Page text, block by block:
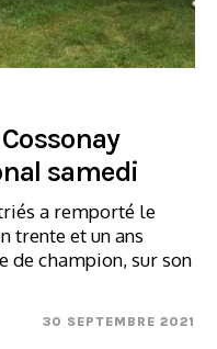
samedi
a remporté le
trente et un ans
de champion, sur son
30 SEPTEMBRE 2021